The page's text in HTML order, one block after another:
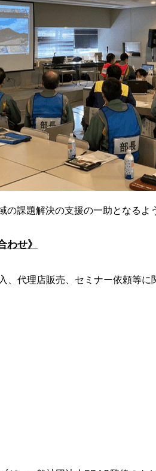
課題解決の支援の一助となるよ
わせ》
、代理店販売、セミナー依頼等